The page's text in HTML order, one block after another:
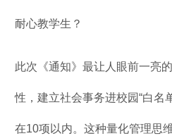
耐心教学生？
此次《通知》最让人眼前一亮
性，建立社会事务进校园“白名
在10项以内。这种量化管理思